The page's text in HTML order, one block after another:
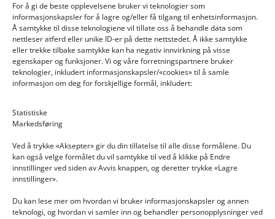
For å gi de beste opplevelsene bruker vi teknologier som
informasjonskapsler for å lagre og/eller få tilgang til enhetsinformasjon.
Å samtykke til disse teknologiene vil tillate oss å behandle data som
nettleser atferd eller unike ID-er på dette nettstedet. Å ikke samtykke
eller trekke tilbake samtykke kan ha negativ innvirkning på visse
egenskaper og funksjoner. Vi og våre forretningspartnere bruker
teknologier, inkludert informasjonskapsler/«cookies» til å samle
informasjon om deg for forskjellige formål, inkludert:
Statistiske
Markedsføring
Ved å trykke «Aksepter» gir du din tillatelse til alle disse formålene. Du
kan også velge formålet du vil samtykke til ved å klikke på Endre
innstillinger ved siden av Avvis knappen, og deretter trykke «Lagre
innstillinger».
Du kan lese mer om hvordan vi bruker informasjonskapsler og annen
teknologi, og hvordan vi samler inn og behandler personopplysninger ved
INFORMASJON